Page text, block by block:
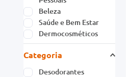
Beleza
Saúde e Bem Estar
Dermocosméticos
Categoria
Desodorantes